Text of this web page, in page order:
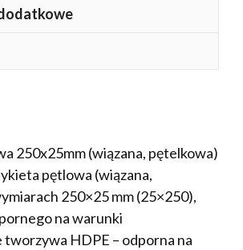
250x25mm (wiązana, pętelkowa)
pętlowa (wiązana,
250×25 mm (25×250),
na warunki
HDPE – odporna na